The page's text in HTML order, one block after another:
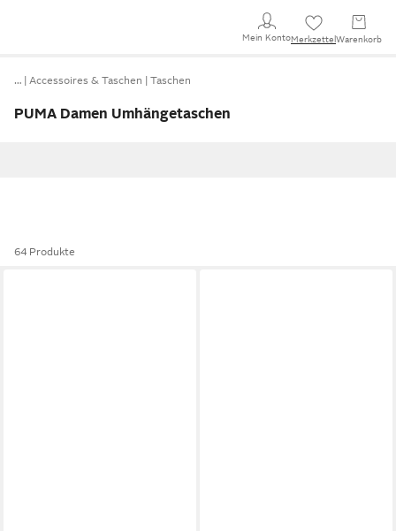
Mein KontoMerkzettel Warenkorb
… Accessoires & Taschen Taschen
PUMA Damen Umhängetaschen
64 Produkte